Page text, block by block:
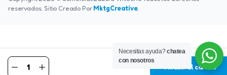
MIORELAX
Añadir al carrito
reservados. Sitio Creado PorMktgCreative.
Necesitas ayuda?chatea
con nosotros